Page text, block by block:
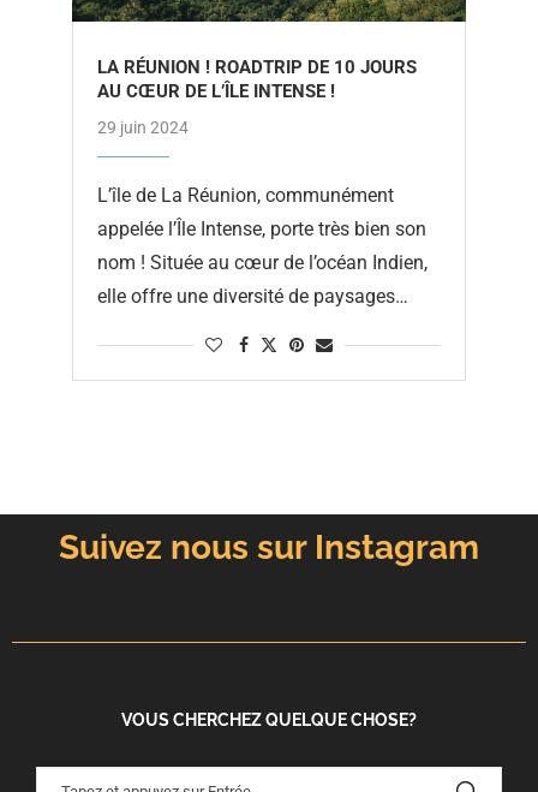
LA RÉUNION ! ROADTRIP DE 10 JOURS
AU CŒUR DE L’ÎLE INTENSE !
29 juin 2024
L’île de La Réunion, communément
appelée l’Île Intense, porte très bien son
nom ! Située au cœur de l’océan Indien,
elle offre une diversité de paysages
Suivez nous sur Instagram
VOUS CHERCHEZ QUELQUE CHOSE?